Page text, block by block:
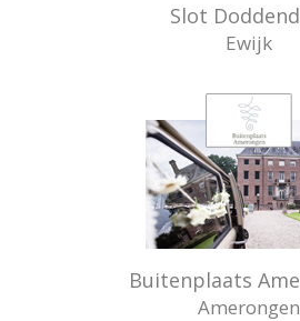
Slot
Ewijk
Buitenplaats
Amerongen